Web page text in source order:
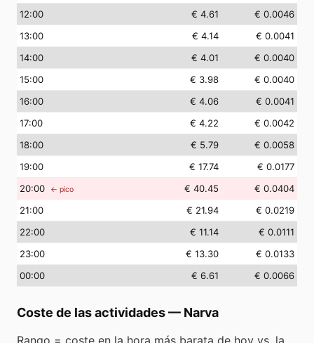
12:00 € 4.61
€ 0.0046
13:00 € 4.14
€ 0.0041
14:00 € 4.01
€ 0.0040
15:00 € 3.98
€ 0.0040
16:00 € 4.06
€ 0.0041
17:00 € 4.22
€ 0.0042
18:00 € 5.79
€ 0.0058
19:00 € 17.74
€ 0.0177
20:00 ← pico € 40.45
€ 0.0404
21:00 € 21.94
€ 0.0219
22:00 € 11.14
€ 0.0111
23:00 € 13.30
€ 0.0133
00:00 € 6.61 € 0.0066
Coste de las actividades— Narva
Rango = coste en la hora más barata de hoy vs. la